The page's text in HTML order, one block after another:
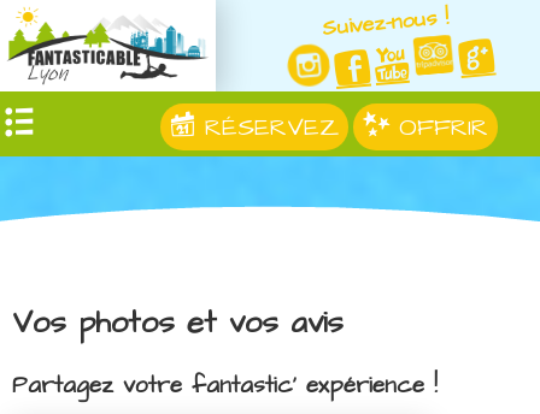
Suivez-nous !
RÉSERVEZ OFFRIR
Vos photos et vos avis
Partagez votre fantastic' expérience !